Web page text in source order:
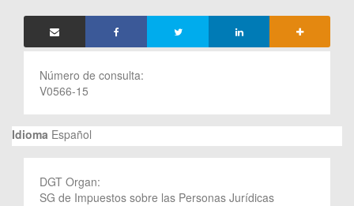
Número de consulta:
V0566-15
Idioma Español
DGT Organ:
SG de Impuestos sobre las Personas Jurídicas